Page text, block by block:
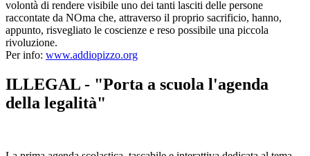
volontà di rendere visibile uno dei tanti lasciti delle persone
raccontate da NOma che, attraverso il proprio sacrificio, hanno,
appunto, risvegliato le coscienze e reso possibile una piccola
rivoluzione.
Per info: www.addiopizzo.org
ILLEGAL - "Porta a scuola l'agenda
della legalità"